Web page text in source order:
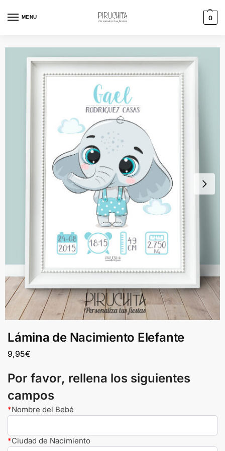
MENU 0
Lámina de Nacimiento Elefante
9,95€
Por favor, rellena los siguientes
campos
*Nombre del Bebé
*Ciudad de Nacimiento